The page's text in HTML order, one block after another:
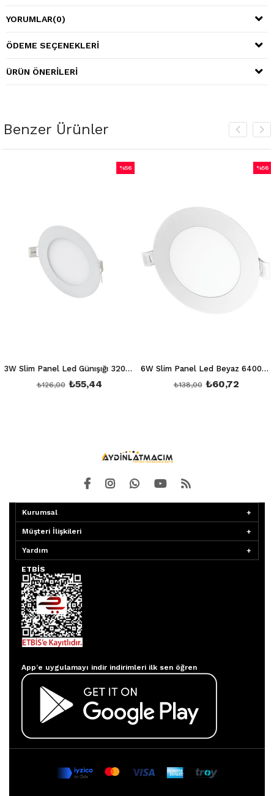
YORUMLAR(0)
ÖDEME SEÇENEKLERI
ÜRÜN ÖNERILERI
Benzer Ürünler
3W Slim Panel Led Günışığı 3200K Ct 5144
₺55,44
₺126,00
%56
6W Slim Panel Led Beyaz 6400K Ct 5145
₺60,72
₺138,00
%56
Kurumsal
Müşteri İlişkileri
Yardım
ETBİS
App’e uygulamayı indir indirimleri ilk sen öğren